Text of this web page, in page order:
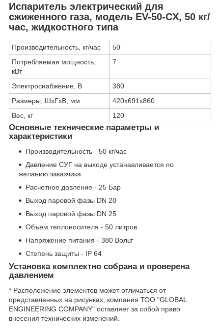
Испаритель электрический для
сжиженного газа, модель EV-50-CX, 50 кг/
час, жидкостного типа
Производительность, кг/час
50
Потребляемая мощность,
кВт
7
Электроснабжение, В
380
Размеры, ШхГхВ, мм
420x691x860
Вес, кг
120
Основные технические параметры и
характеристики
Производительность - 50 кг/час
Давление СУГ на выходе устанавливается по
желанию заказчика
Расчетное давление - 25 Бар
Выход паровой фазы DN 20
Выход паровой фазы DN 25
Объем теплоносителя - 50 литров
Напряжение питания - 380 Вольт
Степень защиты - IP 64
Установка комплектно собрана и проверена
давлением
* Расположение элементов может отличаться от
представленных на рисунках, компания ТОО "GLOBAL
ENGINEERING COMPANY" оставляет за собой право
внесения технических изменений.